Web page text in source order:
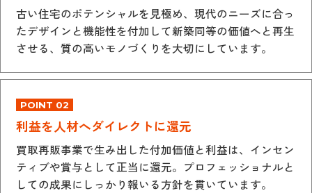
古い住宅のポテンシャルを見極め、現代のニーズに合っ
たデザインと機能性を付加して新築同等の価値へと再生
させる、質の高いモノづくりを大切にしています。
POINT 02
利益を人材へダイレクトに還元
買取再販事業で生み出した付加価値と利益は、インセン
ティブや賞与として正当に還元。プロフェッショナルと
しての成果にしっかり報いる方針を貫いています。